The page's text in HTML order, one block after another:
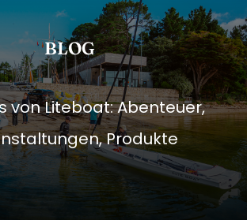
RUDERN
ROW AND SAIL
KONTAKT
DEUTSCH
BLOG
von Liteboat: Abenteuer,
Produkte